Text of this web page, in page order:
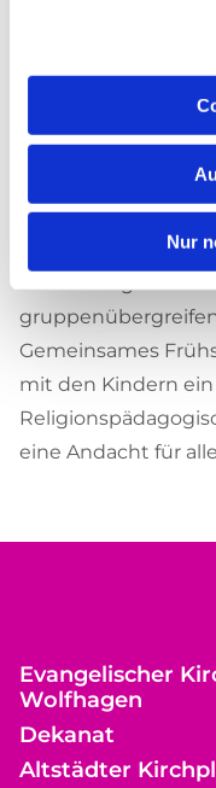
Nur
Yoga: Eine
wöchentlich eine
Schlaue Füchse:
Gemeinsames
mit den Kindern
eine Andacht für
Evangelischer
Wolfhagen
Dekanat
Altstädter